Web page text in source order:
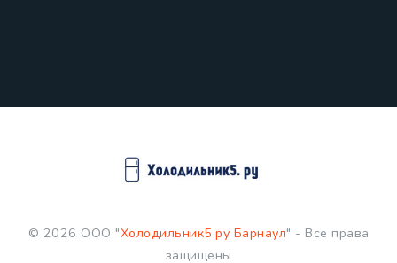
© 2026 ООО "Холодильник5.ру Барнаул" - Все права
защищены